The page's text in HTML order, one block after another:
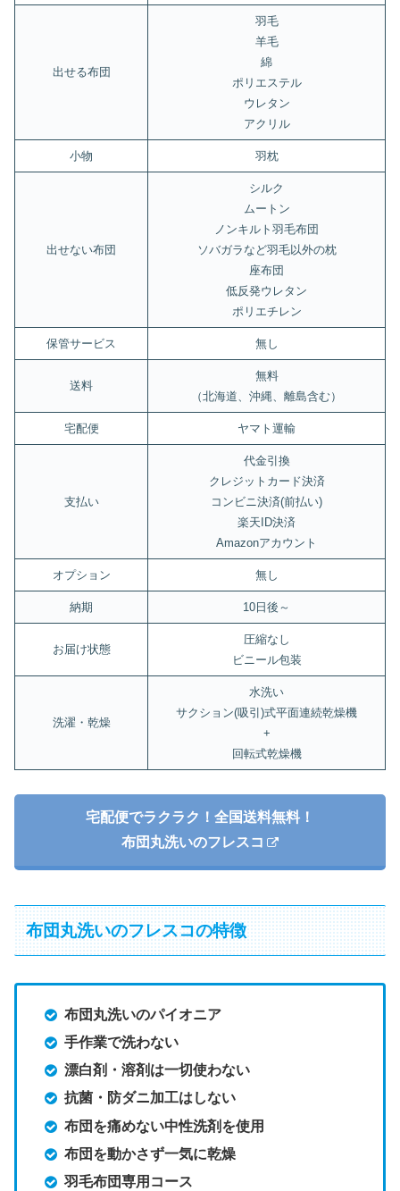
出せる布団
羽毛
羊毛
綿
ポリエステル
ウレタン
アクリル
小物 羽枕
出せない布団
シルク
ムートン
ノンキルト羽毛布団
ソバガラなど羽毛以外の枕
座布団
低反発ウレタン
ポリエチレン
保管サービス 無し
送料
無料
（北海道、沖縄、離島含む）
宅配便 ヤマト運輸
支払い
代金引換
クレジットカード決済
コンビニ決済(前払い)
楽天ID決済
Amazonアカウント
オプション 無し
納期 10日後～
お届け状態
圧縮なし
ビニール包装
洗濯・乾燥
水洗い
サクション(吸引)式平面連続乾燥機
+
回転式乾燥機
宅配便でラクラク！全国送料無料！
布団丸洗いのフレスコ
布団丸洗いのフレスコの特徴
布団丸洗いのパイオニア
手作業で洗わない
漂白剤・溶剤は一切使わない
抗菌・防ダニ加工はしない
布団を痛めない中性洗剤を使用
布団を動かさず一気に乾燥
羽毛布団専用コース